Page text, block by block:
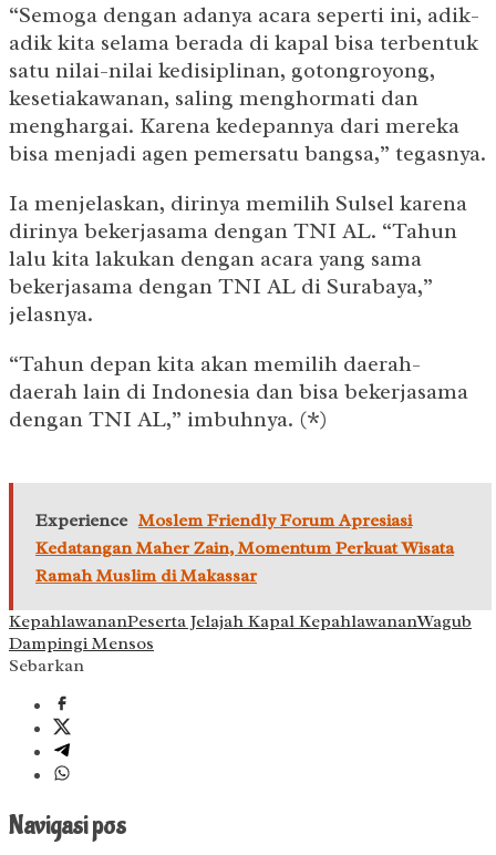
“Semoga dengan adanya acara seperti ini, adik-
adik kita selama berada di kapal bisa terbentuk
satu nilai-nilai kedisiplinan, gotongroyong,
kesetiakawanan, saling menghormati dan
menghargai. Karena kedepannya dari mereka
bisa menjadi agen pemersatu bangsa,” tegasnya.
Ia menjelaskan, dirinya memilih Sulsel karena
dirinya bekerjasama dengan TNI AL. “Tahun
lalu kita lakukan dengan acara yang sama
bekerjasama dengan TNI AL di Surabaya,”
jelasnya.
“Tahun depan kita akan memilih daerah-
daerah lain di Indonesia dan bisa bekerjasama
dengan TNI AL,” imbuhnya. (*)
Experience Moslem Friendly Forum Apresiasi
Kedatangan Maher Zain, Momentum Perkuat Wisata
Ramah Muslim di Makassar
KepahlawananPeserta Jelajah Kapal KepahlawananWagub
Dampingi Mensos
Sebarkan
Navigasi pos